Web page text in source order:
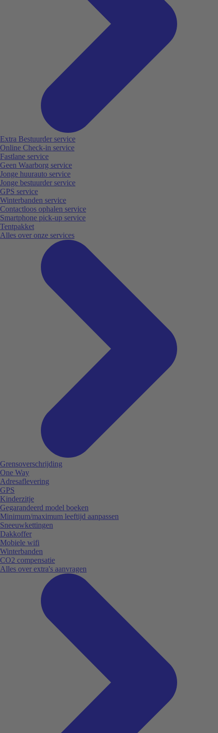
Extra Bestuurder service
Online Check-in service
Fastlane service
Geen Waarborg service
Jonge huurauto service
Jonge bestuurder service
GPS service
Winterbanden service
Contactloos ophalen service
Smartphone pick-up service
Tentpakket
Alles over onze services
Grensoverschrijding
One Way
Adresaflevering
GPS
Kinderzitje
Gegarandeerd model boeken
Minimum/maximum leeftijd aanpassen
Sneeuwkettingen
Dakkoffer
Mobiele wifi
Winterbanden
CO2 compensatie
Alles over extra's aanvragen